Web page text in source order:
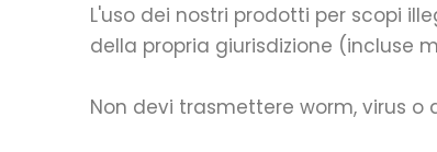
L'uso dei nostri prodotti per scopi
della propria giurisdizione (incluse
Non devi trasmettere worm, virus